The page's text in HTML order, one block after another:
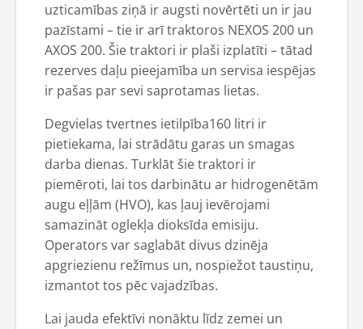
uzticamības ziņā ir augsti novērtēti un ir jau
pazīstami – tie ir arī traktoros NEXOS 200 un
AXOS 200. Šie traktori ir plaši izplatīti – tātad
rezerves daļu pieejamība un servisa iespējas
ir pašas par sevi saprotamas lietas.
Degvielas tvertnes ietilpība160 litri ir
pietiekama, lai strādātu garas un smagas
darba dienas. Turklāt šie traktori ir
piemēroti, lai tos darbinātu ar hidrogenētām
augu eļļām (HVO), kas ļauj ievērojami
samazināt oglekļa dioksīda emisiju.
Operators var saglabāt divus dzinēja
apgriezienu režīmus un, nospiežot taustiņu,
izmantot tos pēc vajadzības.
Lai jauda efektīvi nonāktu līdz zemei un